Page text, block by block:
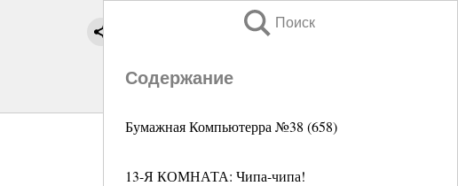
Поиск
Содержание
Бумажная Компьютерра №38 (658)
13-Я КОМНАТА: Чипа-чипа!